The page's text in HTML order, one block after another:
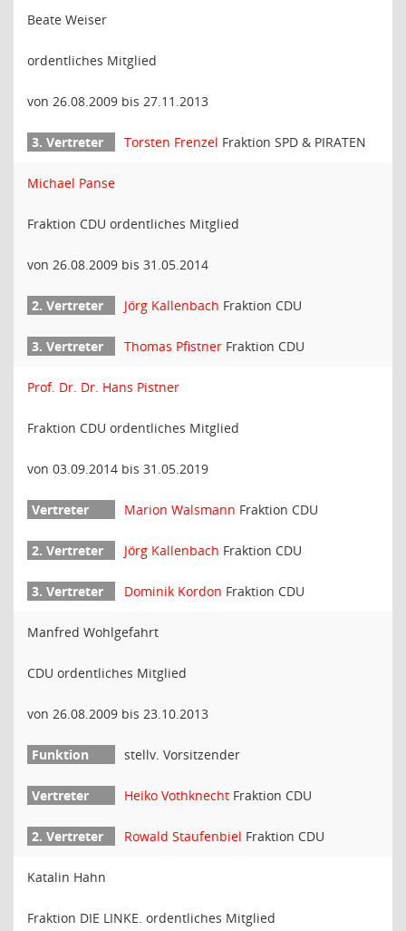
Beate Weiser
ordentliches Mitglied
von 26.08.2009 bis 27.11.2013
Torsten Frenzel Fraktion SPD & PIRATEN
Michael Panse
Fraktion CDU ordentliches Mitglied
von 26.08.2009 bis 31.05.2014
Jörg Kallenbach Fraktion CDU
Thomas Pfistner Fraktion CDU
Prof. Dr. Dr. Hans Pistner
Fraktion CDU ordentliches Mitglied
von 03.09.2014 bis 31.05.2019
Marion Walsmann Fraktion CDU
Jörg Kallenbach Fraktion CDU
Dominik Kordon Fraktion CDU
Manfred Wohlgefahrt
CDU ordentliches Mitglied
von 26.08.2009 bis 23.10.2013
stellv. Vorsitzender
Heiko Vothknecht Fraktion CDU
Rowald Staufenbiel Fraktion CDU
Katalin Hahn
Fraktion DIE LINKE. ordentliches Mitglied